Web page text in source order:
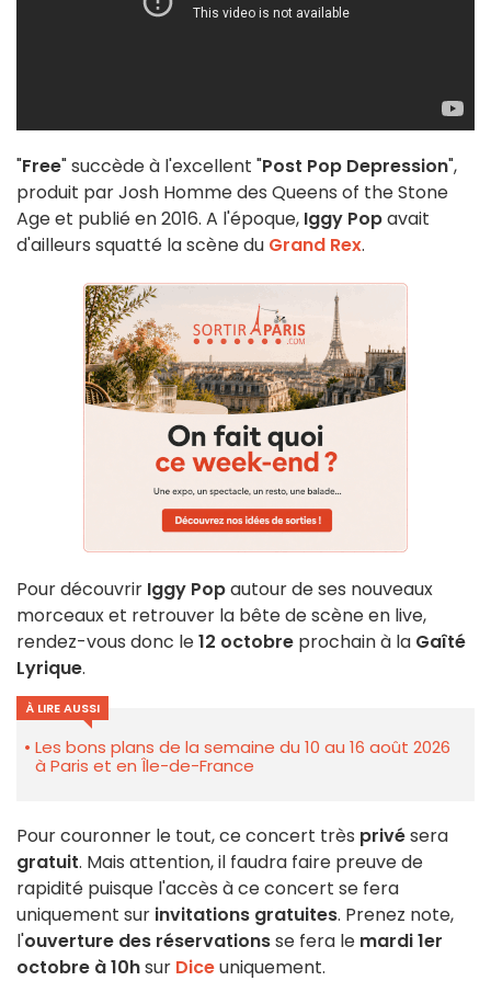
"Free" succède à l'excellent "Post Pop Depression",
produit par Josh Homme des Queens of the Stone
Age et publié en 2016. A l'époque, Iggy Popavait
d'ailleurs squatté la scène du Grand Rex.
Pour découvrir Iggy Popautour de ses nouveaux
morceaux et retrouver la bête de scène en live,
rendez-vous donc le12 octobre prochain à la Gaîté
Lyrique.
À LIRE AUSSI
Les bons plans de la semaine du 10 au 16 août 2026
à Paris et en Île-de-France
Pour couronner le tout, ce concert très privésera
gratuit. Mais attention, il faudra faire preuve de
rapidité puisque l'accès à ce concert se fera
uniquement sur invitations gratuites. Prenez note,
l'ouverture des réservationsse fera le mardi 1er
octobre à 10hsur Diceuniquement.